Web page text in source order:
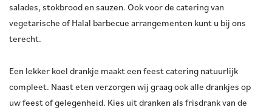
salades, stokbrood en sauzen. Ook voor de catering van
vegetarische of Halal barbecue arrangementen kunt u bij ons
terecht.
Een lekker koel drankje maakt een feest catering natuurlijk
compleet. Naast eten verzorgen wij graag ook alle drankjes op
uw feest of gelegenheid. Kies uit dranken als frisdrank van de